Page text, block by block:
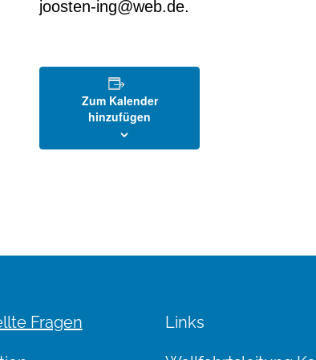
joosten-ing@web.de.
Zum Kalender
hinzufügen
Fragen Links